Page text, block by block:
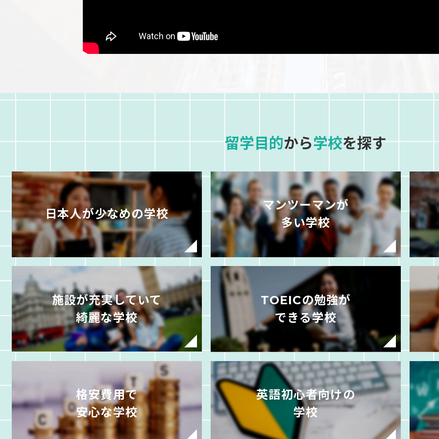
留学目的から学校を探す
日本人が少なめの学校
マンツーマンが
多い学校
施設が充実していて
綺麗な学校
TOEICの勉強が
できる学校
格安費用で
安心な学校
英語初心者向けの
学校